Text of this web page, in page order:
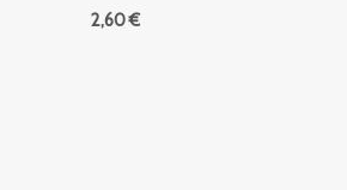
2,60€